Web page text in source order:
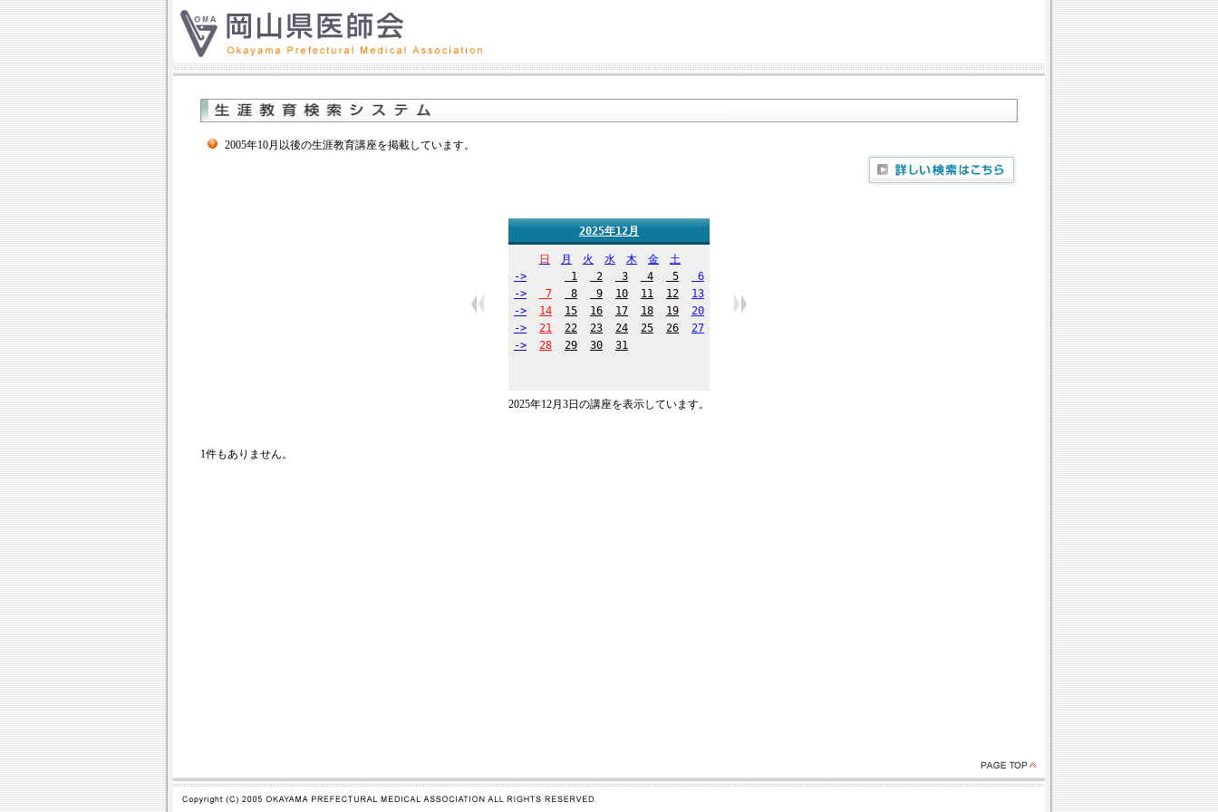
2005年10月以後の生涯教育講座を掲載しています。
2025年12月
日 月 火 水 木 金
土
->
1 2 3 4 5
6
->
7 8 9 10 11 12
13
->
14 15 16 17 18 19
20
->
21 22 23 24 25 26
27
->
28 29 30 31
2025年12月3日の講座を表示しています。
1件もありません。